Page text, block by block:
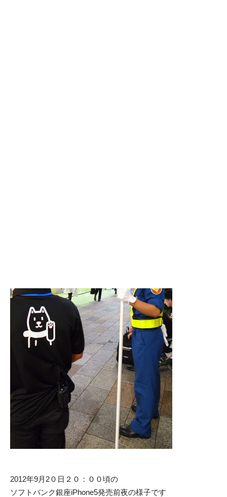
2012年9月2０日２０：００頃の
ソフトバンク銀座iPhone5発売前夜の様子です